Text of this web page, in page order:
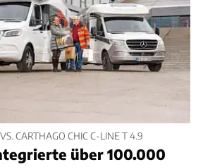
CARTHAGO CHIC C-LINE T 4.9
über 100.000